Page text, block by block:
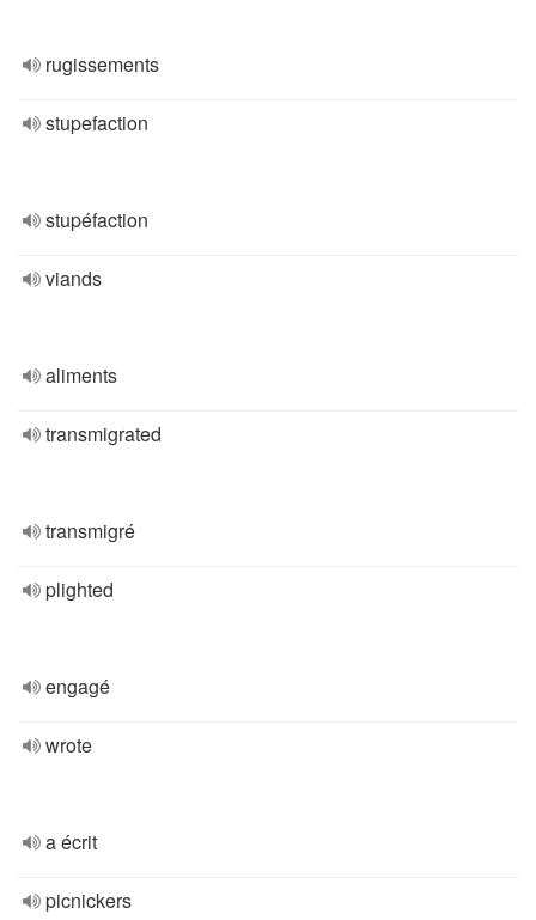
rugissements
stupefaction
stupéfaction
viands
aliments
transmigrated
transmigré
plighted
engagé
wrote
a écrit
picnickers